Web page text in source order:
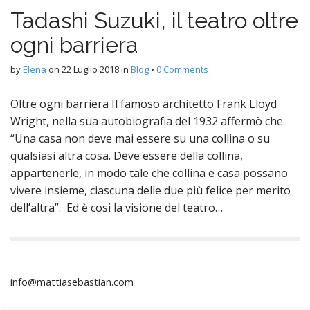
Tadashi Suzuki, il teatro oltre
ogni barriera
byElena on 22 Luglio 2018in Blog • 0 Comments
Oltre ogni barriera Il famoso architetto Frank Lloyd
Wright, nella sua autobiografia del 1932 affermò che
“Una casa non deve mai essere su una collina o su
qualsiasi altra cosa. Deve essere della collina,
appartenerle, in modo tale che collina e casa possano
vivere insieme, ciascuna delle due più felice per merito
dell’altra”. Ed è cosi la visione del teatro…
info@mattiasebastian.com